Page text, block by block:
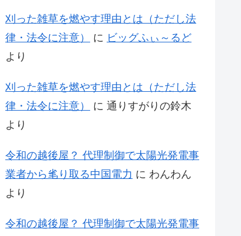
刈った雑草を燃やす理由とは（ただし法
律・法令に注意）
に ビッグふぃ～るど
より
刈った雑草を燃やす理由とは（ただし法
律・法令に注意）
に 通りすがりの鈴木
より
令和の越後屋？ 代理制御で太陽光発電事
業者から毟り取る中国電力 に わんわん
より
令和の越後屋？ 代理制御で太陽光発電事